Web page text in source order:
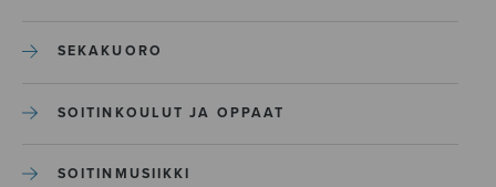
SEKAKUORO
SOITINKOULUT JA OPPAAT
SOITINMUSIIKKI